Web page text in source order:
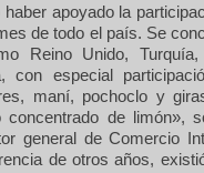
apoyado la
de todo el país. Se
Reino Unido,
con especial
maní, pochoclo y
concentrado de limón»,
general de Comercio
de otros años,